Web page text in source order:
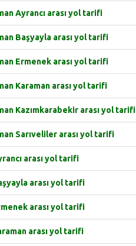
Ayrancı arası yol tarifi
Başyayla arası yol tarifi
Ermenek arası yol tarifi
Karaman arası yol tarifi
Kazımkarabekir arası yol tarifi
Sarıveliler arası yol tarifi
arası yol tarifi
arası yol tarifi
arası yol tarifi
arası yol tarifi